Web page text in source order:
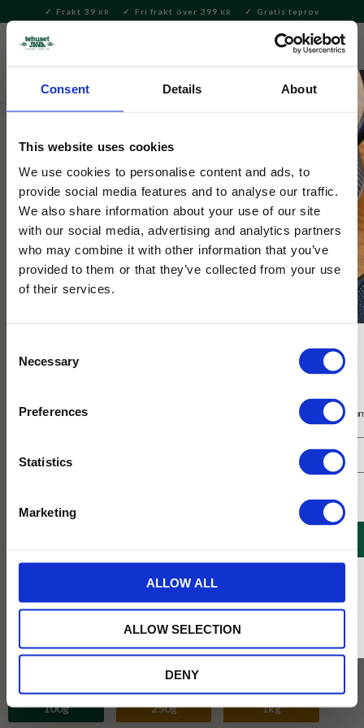
Consent Details About
This website uses cookies
We use cookies to personalise content and ads, to
provide social media features and to analyse our traffic.
We also share information about your use of our site
with our social media, advertising and analytics partners
who may combine it with other information that you’ve
provided to them or that they’ve collected from your use
of their services.
Selection
Necessary
Preferences
Statistics
Marketing
ALLOW ALL
ALLOW SELECTION
DENY
Meny
Frakt 39 KR Fri frakt över 399 KR Gratis teprov
Te Löste Svart te
Tehuset Java
Assam Golden FBOP svart te
4 Betyg
Ett kraftigt Assam te med fler knoppar än vår vanliga Assam,
koppen blir gyllenbrun och karaktären är kraftig. Finfördelad
tesort.
100g
250g 1kg
Få 10% rabatt på ditt första köp på nätet och ta del av erbjudanden året
* Rabatten gäller endast online på Tehusetjava.se. Rabatten fungerar endast på